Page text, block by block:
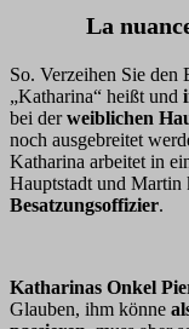
La
So. Verzeihen Sie den
„Katharina“ heißt und
bei derweiblichen
noch ausgebreitet
Katharina arbeitet in
Hauptstadt und Martin
Besatzungsoffizier.
Katharinas Onkel
Glauben, ihm könne